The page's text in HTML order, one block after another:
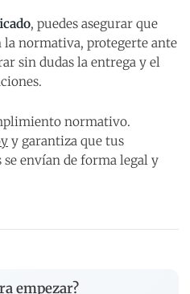
, puedes asegurar que
normativa, protegerte ante
sin dudas la entrega y el
normativo.
y garantiza que tus
envían de forma legal y
empezar?